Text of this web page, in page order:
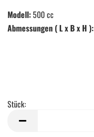
Modell:500 cc
Abmessungen ( L x B x H ):
Stück: